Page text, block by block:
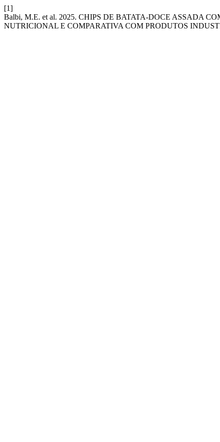
[1]
Balbi, M.E. et al. 2025. CHIPS DE BATATA-DOCE ASSADA
NUTRICIONAL E COMPARATIVA COM PRODUTOS